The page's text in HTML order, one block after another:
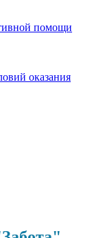
помощи
оказания